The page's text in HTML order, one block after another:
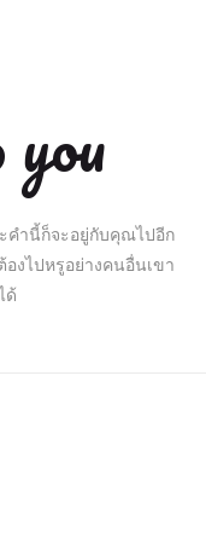
คำนี้ก็จะอยู่กับคุณไปอีก
งไปหรูอย่างคนอื่นเขา
ด้